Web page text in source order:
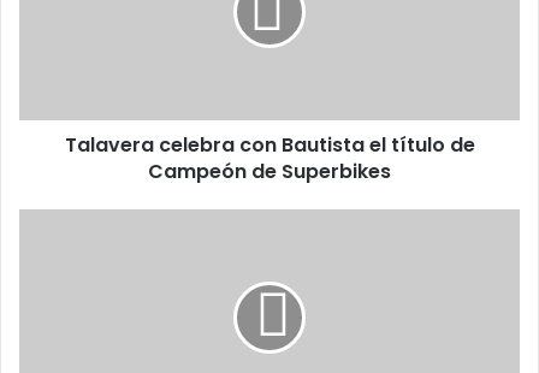
c
Talavera celebra con Bautista el título de
Campeón de Superbikes